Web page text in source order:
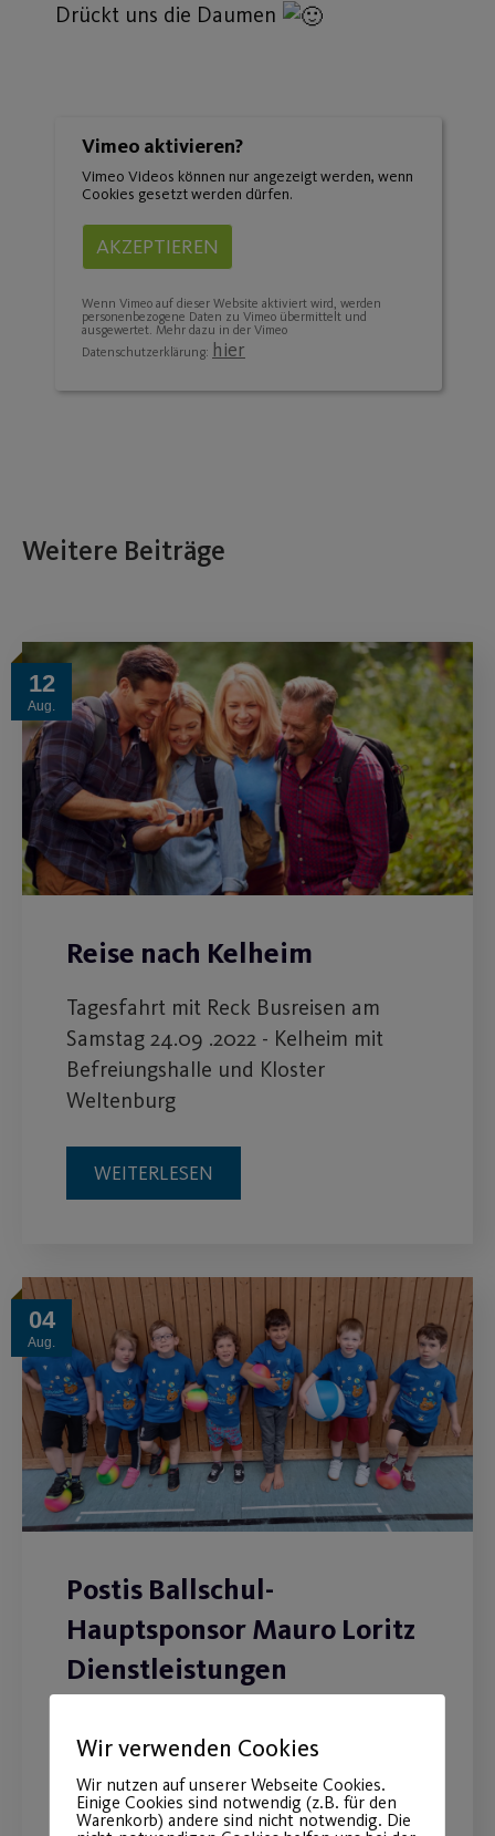
Drückt uns die Daumen
Vimeo aktivieren?
Vimeo Videos können nur angezeigt werden, wenn
Cookies gesetzt werden dürfen.
AKZEPTIEREN
Wenn Vimeo auf dieser Website aktiviert wird, werden
personenbezogene Daten zu Vimeo übermittelt und
ausgewertet. Mehr dazu in der Vimeo
Datenschutzerklärung: hier
Weitere Beiträge
12
Aug.
Reise nach Kelheim
Tagesfahrt mit Reck Busreisen am
Samstag 24.09 .2022 - Kelheim mit
Befreiungshalle und Kloster
Weltenburg
WEITERLESEN
04
Aug.
Postis Ballschul-
Hauptsponsor Mauro Loritz
Dienstleistungen
WEITERLESEN
Wir verwenden Cookies
Wir nutzen auf unserer Webseite Cookies.
Einige Cookies sind notwendig (z.B. für den
Warenkorb) andere sind nicht notwendig. Die